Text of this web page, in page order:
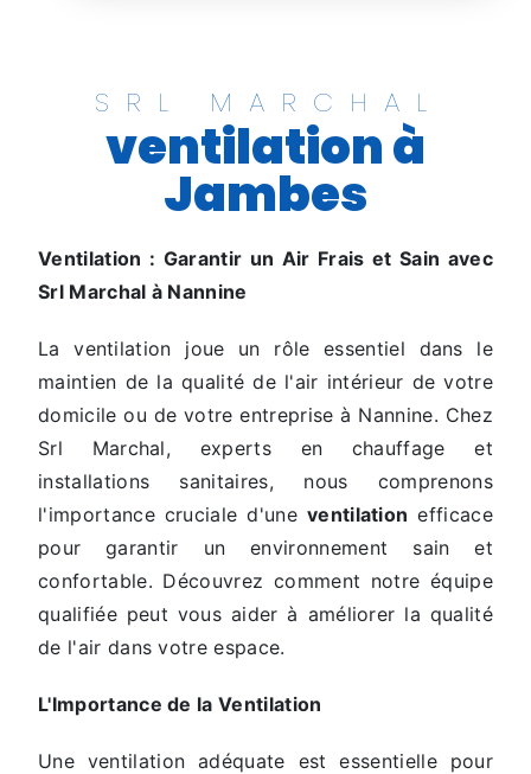
SRL MARCHAL
ventilation à
Jambes
Ventilation : Garantir un Air Frais et Sain avec
Srl Marchal à Nannine
La ventilation joue un rôle essentiel dans le
maintien de la qualité de l'air intérieur de votre
domicile ou de votre entreprise à Nannine. Chez
Srl Marchal, experts en chauffage et
installations sanitaires, nous comprenons
l'importance cruciale d'une ventilation efficace
pour garantir un environnement sain et
confortable. Découvrez comment notre équipe
qualifiée peut vous aider à améliorer la qualité
de l'air dans votre espace.
L'Importance de la Ventilation
Une ventilation adéquate est essentielle pour